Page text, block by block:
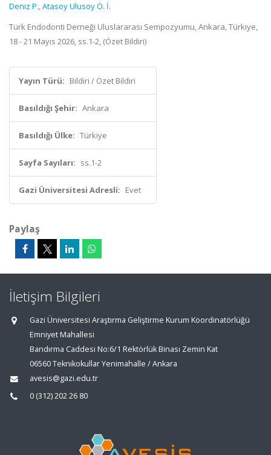
Deniz P.,Atasoy Ulusoy Ö. İ.
Türk Endodonti Derneği Uluslararası Sempozyumu, Ankara, Türkiye,
18 - 21 Mayıs 2026, ss.1-2, (Özet Bildiri)
Yayın Türü: Bildiri / Özet Bildiri
Basıldığı Şehir: Ankara
Basıldığı Ülke: Türkiye
Sayfa Sayıları: ss.1-2
Gazi Üniversitesi Adresli: Evet
Paylaş
İletişim Bilgileri
Gazi Üniversitesi Araştırma Geliştirme Kurum Koordinatörlüğü
Emniyet Mahallesi
Bandırma Caddesi No:6/1 Rektörlük Binası Zemin Kat
06560 Teknikokullar Yenimahalle / Ankara
avesis@gazi.edu.tr
0 (312) 202 26 80